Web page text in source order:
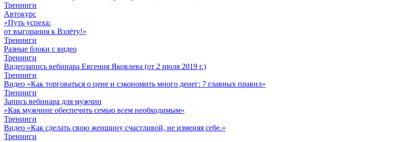
Тренинги
Автокурс
«Путь успеха:
от выгорания к Взлёту!»
Тренинги
Разные блоки с видео
Тренинги
Видеозапись вебинара Евгения Яковлева (от 2 июля 2019 г.)
Тренинги
Видео «Как торговаться о цене и сэкономить много денег: 7 главных правил»
Тренинги
Запись вебинара для мужчин
«Как мужчине обеспечить семью всем необходимым»
Тренинги
Видео «Как сделать свою женщину счастливой, не изменяя себе.»
Тренинги